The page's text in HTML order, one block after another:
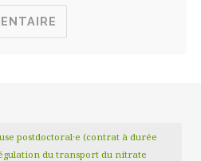
postdoctoral·e (contrat à durée
du transport du nitrate